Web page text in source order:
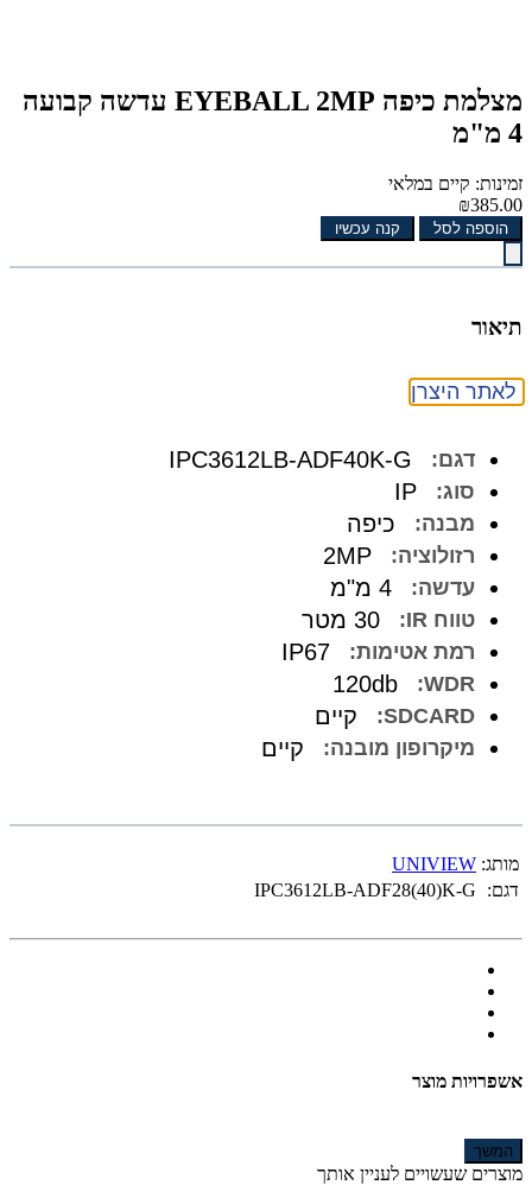
מצלמת כיפה EYEBALL 2MP עדשה קבועה
4 מ"מ
זמינות: קיים במלאי
₪385.00
הוספה לסל קנה עכשיו
תיאור
לאתר היצרן
דגם:
סוג:
מבנה: כיפה
רזולוציה:
עדשה:
טווח IR:
רמת אטימות:
WDR:
SDCARD: קיים
מיקרופון מובנה: קיים
מותג: UNIVIEW
דגם:
IPC3612LB-ADF28(40)K-G
אשפרויות מוצר
המשך
מוצרים שעשויים לעניין אותך